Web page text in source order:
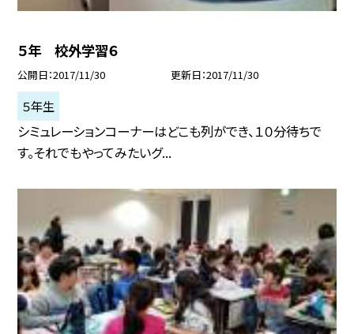
５年 校外学習６
公開日 2017/11/30 更新日 2017/11/30
５年生
シミュレーションコーナーはどこも列ができ、１０分待ちで
す。それでもやってみたいグ...